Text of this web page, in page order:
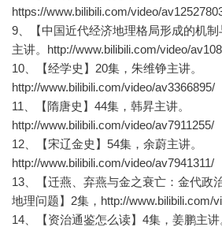
https://www.bilibili.com/video/
9、【中国近代经济地理格局形成的机
主讲。http://www.bilibili.com/video/
10、【经学史】20集，朱维铮主讲。
http://www.bilibili.com/video/av3366895/
11、【隋唐史】44集，韩昇主讲。
http://www.bilibili.com/video/av7911255/
12、【宋辽金史】54集，余蔚主讲。
http://www.bilibili.com/video/av7941311/
13、【迁燕、弃燕与金之衰亡：金代政
地理问题】2集，http://www.bilibili.com/
14、【资治通鉴怎么读】4集，姜鹏主讲